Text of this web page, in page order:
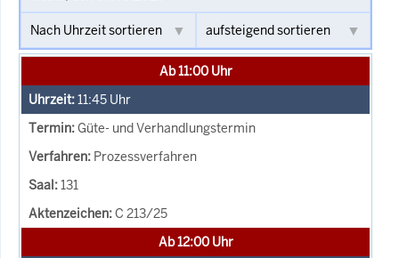
Ab 11:00 Uhr
11:45 Uhr
Güte- und Verhandlungstermin
Prozessverfahren
131
C 213/25
Ab 12:00 Uhr